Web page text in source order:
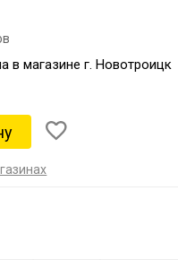
в магазине г. Новотроицк